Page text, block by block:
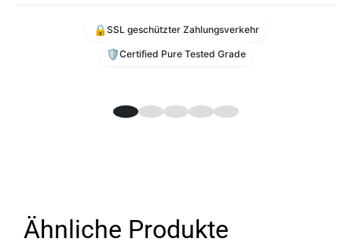
🔒 SSL geschützter Zahlungsverkehr
🛡️Certified Pure Tested Grade
Ähnliche Produkte